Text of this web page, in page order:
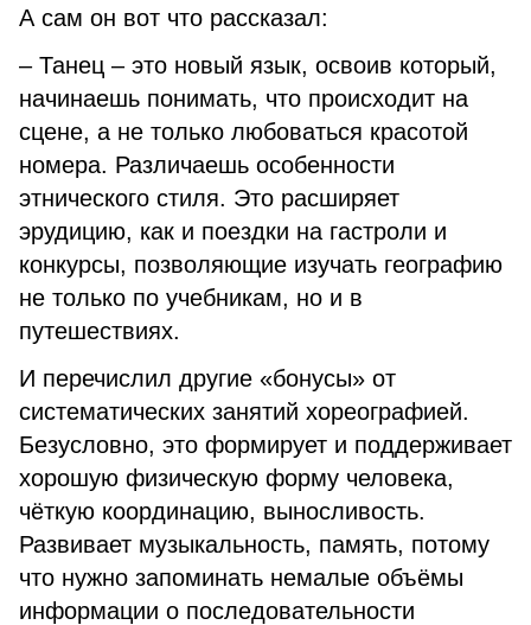
А сам он вот что рассказал:
– Танец – это новый язык, ос­воив который,
начинаешь пони­мать, что происходит на
сцене, а не только любоваться красотой
номера. Различаешь особенности
этнического стиля. Это расширяет
эрудицию, как и поездки на гастро­ли и
конкурсы, позволяющие изу­чать географию
не только по учеб­никам, но и в
путешествиях.
И перечислил другие «бону­сы» от
систематических занятий хореографией.
Безусловно, это формирует и поддерживает
хоро­шую физическую форму челове­ка,
чёткую координацию, выносли­вость.
Развивает музыкальность, память, потому
что нужно запо­минать немалые объёмы
инфор­мации о последовательности